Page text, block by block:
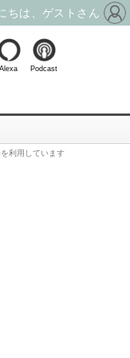
利用しています
Alexa Podcast
ちは、ゲストさん